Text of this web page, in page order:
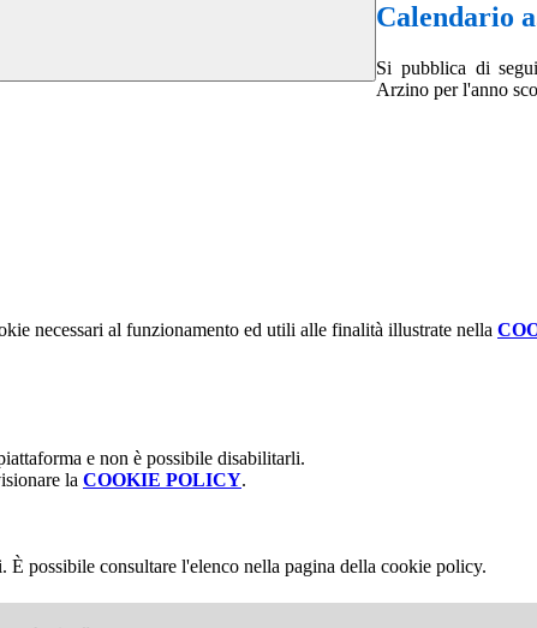
Calendario
Si pubblica di
Arzino per l'anno
necessari al funzionamento ed utili alle finalità illustrate nella
e non è possibile disabilitarli.
la COOKIE POLICY.
possibile consultare l'elenco nella pagina della cookie policy.